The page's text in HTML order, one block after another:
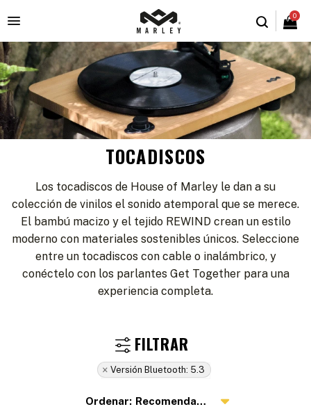
0

TOCADISCOS
Los tocadiscos de House of Marley le dan a su
colección de vinilos el sonido atemporal que se merece.
El bambú macizo y el tejido REWIND crean un estilo
moderno con materiales sostenibles únicos. Seleccione
entre un tocadiscos con cable o inalámbrico, y
conéctelo con los parlantes Get Together para una
experiencia completa.
Versión Bluetooth: 5.3
Recomendados